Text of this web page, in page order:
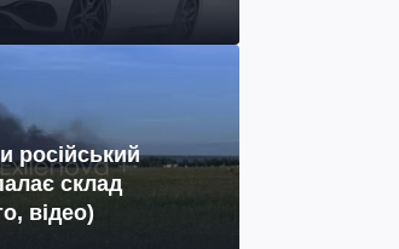
російський
склад
відео)